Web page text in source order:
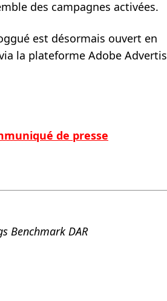
des campagnes activées.
est désormais ouvert en
la plateforme Adobe
de presse
Benchmark DAR